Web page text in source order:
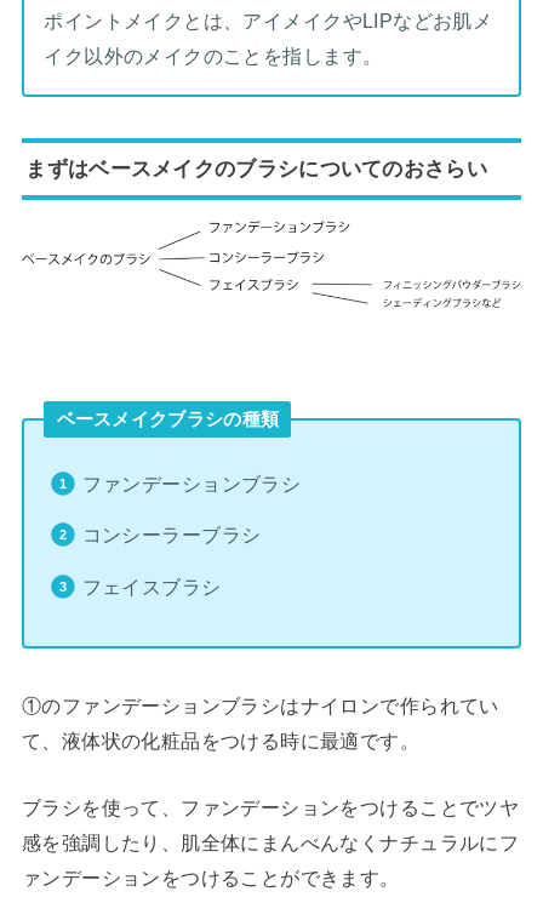
ポイントメイクとは、アイメイクやLIPなどお肌メ
イク以外のメイクのことを指します。
まずはベースメイクのブラシについてのおさらい
ベースメイクブラシの種類
ファンデーションブラシ
コンシーラーブラシ
フェイスブラシ
①のファンデーションブラシはナイロンで作られてい
て、液体状の化粧品をつける時に最適です。
ブラシを使って、ファンデーションをつけることでツヤ
感を強調したり、肌全体にまんべんなくナチュラルにフ
ァンデーションをつけることができます。